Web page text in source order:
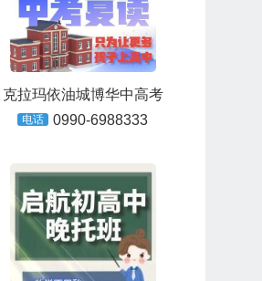
克拉玛依油城博华中高考
电话 0990-6988333